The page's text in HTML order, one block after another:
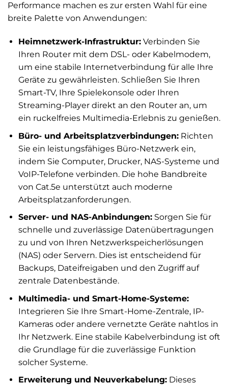
Performance machen es zur ersten Wahl für eine
breite Palette von Anwendungen:
Heimnetzwerk-Infrastruktur:Verbinden Sie
Ihren Router mit dem DSL- oder Kabelmodem,
um eine stabile Internetverbindung für alle Ihre
Geräte zu gewährleisten. Schließen Sie Ihren
Smart-TV, Ihre Spielekonsole oder Ihren
Streaming-Player direkt an den Router an, um
ein ruckelfreies Multimedia-Erlebnis zu genießen.
Büro- und Arbeitsplatzverbindungen:Richten
Sie ein leistungsfähiges Büro-Netzwerk ein,
indem Sie Computer, Drucker, NAS-Systeme und
VoIP-Telefone verbinden. Die hohe Bandbreite
von Cat.5e unterstützt auch moderne
Arbeitsplatzanforderungen.
Server- und NAS-Anbindungen:Sorgen Sie für
schnelle und zuverlässige Datenübertragungen
zu und von Ihren Netzwerkspeicherlösungen
(NAS) oder Servern. Dies ist entscheidend für
Backups, Dateifreigaben und den Zugriff auf
zentrale Datenbestände.
Multimedia- und Smart-Home-Systeme:
Integrieren Sie Ihre Smart-Home-Zentrale, IP-
Kameras oder andere vernetzte Geräte nahtlos in
Ihr Netzwerk. Eine stabile Kabelverbindung ist oft
die Grundlage für die zuverlässige Funktion
solcher Systeme.
Erweiterung und Neuverkabelung:Dieses